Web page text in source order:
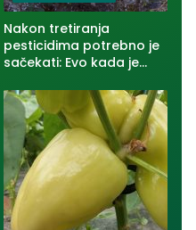
Nakon tretiranja
pesticidima potrebno je
sačekati: Evo kada je
za jelo